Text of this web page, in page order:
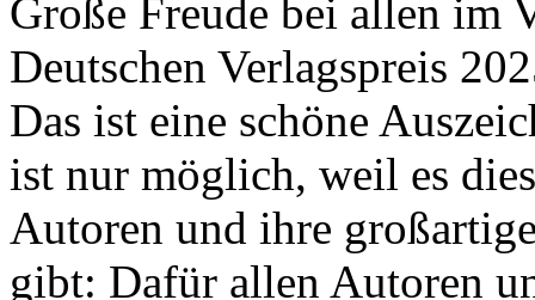
Große Freude bei allen im
Deutschen Verlagspreis
Das ist eine schöne
ist nur möglich, weil es
Autoren und ihre
gibt: Dafür allen Autoren